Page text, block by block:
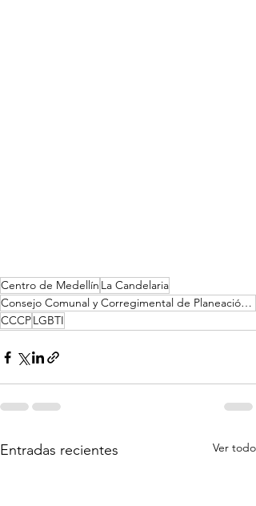
Centro de Medellín La Candelaria
Consejo Comunal y Corregimental de Planeación Local y Presupuesto Participativo
CCCPLGBTI
Entradas recientes Ver todo